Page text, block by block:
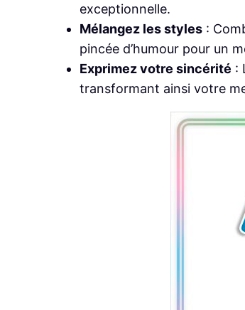
exceptionnelle.
Mélangez les styles :
pincée d’humour pour un
Exprimez votre sincérité :
transformant ainsi votre